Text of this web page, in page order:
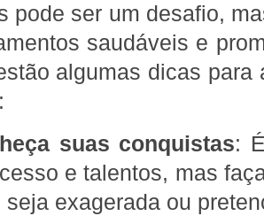
pode ser um desafio,
saudáveis e
algumas dicas para
suas conquistas:
e talentos, mas
seja exagerada ou